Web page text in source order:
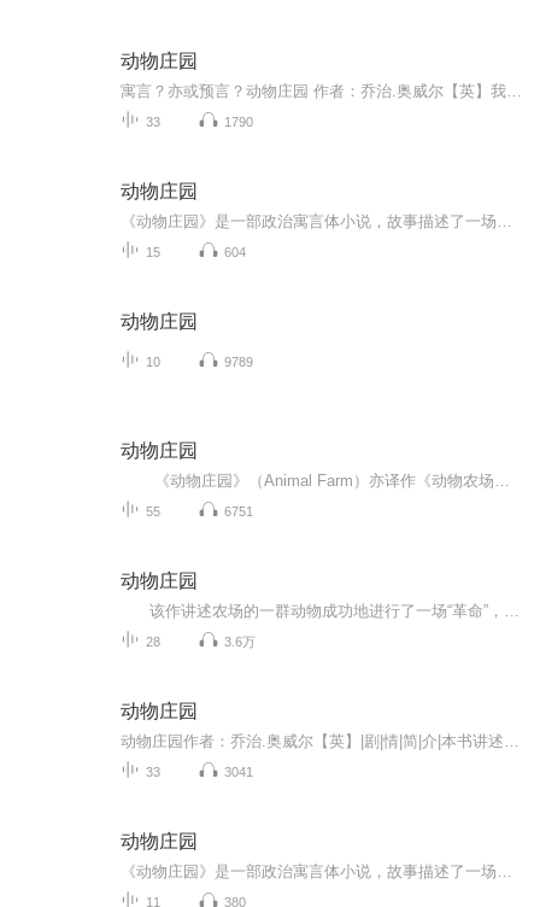
动物庄园
33 1790
动物庄园
15 604
动物庄园
10 9789
动物庄园
55 6751
动物庄园
28 3.6万
动物庄园
33 3041
动物庄园
11 380